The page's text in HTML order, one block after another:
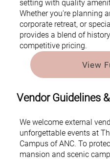
setting with quality
Whether you're planning
corporate retreat, or
provides a blend of
competitive pricing.
View
Vendor Guidelines
We welcome external
unforgettable events at
Campus of ANC. To
mansion and scenic